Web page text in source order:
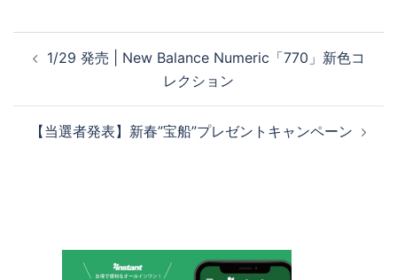
稿
1/29 発売 | New Balance Numeric「770」新色コ
レクション
【当選者発表】新春”宝船”プレゼントキャンペーン